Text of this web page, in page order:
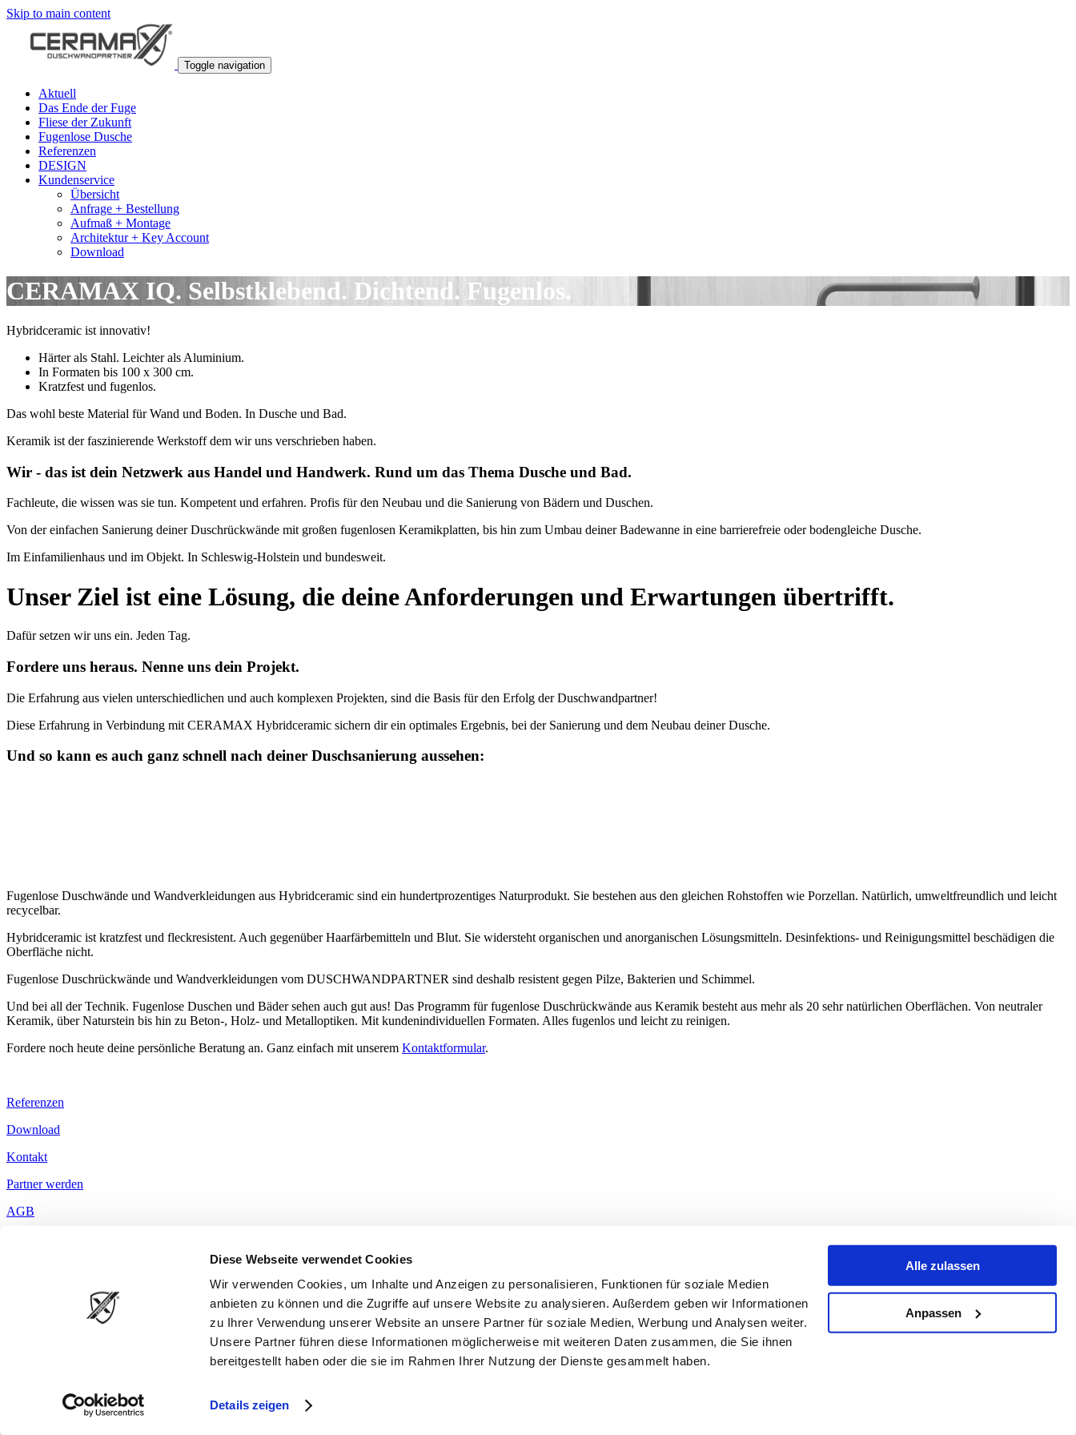
Diese Webseite verwendet Cookies
Wir verwenden Cookies, um Inhalte und Anzeigen zu personalisieren, Funktionen für soziale Medien
anbieten zu können und die Zugriffe auf unsere Website zu analysieren. Außerdem geben wir Informationen
zu Ihrer Verwendung unserer Website an unsere Partner für soziale Medien, Werbung und Analysen weiter.
Unsere Partner führen diese Informationen möglicherweise mit weiteren Daten zusammen, die Sie ihnen
bereitgestellt haben oder die sie im Rahmen Ihrer Nutzung der Dienste gesammelt haben.
Details zeigen
Alle zulassen
Anpassen
Skip to main content
Toggle navigation
Aktuell
Das Ende der Fuge
Fliese der Zukunft
Fugenlose Dusche
Referenzen
DESIGN
Kundenservice
Übersicht
Anfrage + Bestellung
Aufmaß + Montage
Architektur + Key Account
Download
CERAMAX IQ. Selbstklebend. Dichtend. Fugenlos.
Hybridceramic ist innovativ!
Härter als Stahl. Leichter als Aluminium.
In Formaten bis 100 x 300 cm.
Kratzfest und fugenlos.
Das wohl beste Material für Wand und Boden. In Dusche und Bad.
Keramik ist der faszinierende Werkstoff dem wir uns verschrieben haben.
Wir - das ist dein Netzwerk aus Handel und Handwerk. Rund um das Thema Dusche und Bad.
Fachleute, die wissen was sie tun. Kompetent und erfahren. Profis für den Neubau und die Sanierung von Bädern und Duschen.
Von der einfachen Sanierung deiner Duschrückwände mit großen fugenlosen Keramikplatten, bis hin zum Umbau deiner Badewanne in eine barrierefreie oder bodengleiche Dusche.
Im Einfamilienhaus und im Objekt. In Schleswig-Holstein und bundesweit.
Unser Ziel ist eine Lösung, die deine Anforderungen und Erwartungen übertrifft.
Dafür setzen wir uns ein. Jeden Tag.
Fordere uns heraus. Nenne uns dein Projekt.
Die Erfahrung aus vielen unterschiedlichen und auch komplexen Projekten, sind die Basis für den Erfolg der Duschwandpartner!
Diese Erfahrung in Verbindung mit CERAMAX Hybridceramic sichern dir ein optimales Ergebnis, bei der Sanierung und dem Neubau deiner Dusche.
Und so kann es auch ganz schnell nach deiner Duschsanierung aussehen:
Fugenlose Duschwände und Wandverkleidungen aus Hybridceramic sind ein hundertprozentiges Naturprodukt. Sie bestehen aus den gleichen Rohstoffen wie Porzellan. Natürlich, umweltfreundlich und leicht
recycelbar.
Hybridceramic ist kratzfest und fleckresistent. Auch gegenüber Haarfärbemitteln und Blut. Sie widersteht organischen und anorganischen Lösungsmitteln. Desinfektions- und Reinigungsmittel beschädigen die
Oberfläche nicht.
Fugenlose Duschrückwände und Wandverkleidungen vom DUSCHWANDPARTNER sind deshalb resistent gegen Pilze, Bakterien und Schimmel.
Und bei all der Technik. Fugenlose Duschen und Bäder sehen auch gut aus! Das Programm für fugenlose Duschrückwände aus Keramik besteht aus mehr als 20 sehr natürlichen Oberflächen. Von neutraler
Keramik, über Naturstein bis hin zu Beton-, Holz- und Metalloptiken. Mit kundenindividuellen Formaten. Alles fugenlos und leicht zu reinigen.
Fordere noch heute deine persönliche Beratung an. Ganz einfach mit unserem Kontaktformular.
Referenzen
Download
Kontakt
Partner werden
AGB
,Niedersachsen,Bremen,Hamburg,Mecklenburg-Vorpommern Thüringen,Sachsen
Bayern.
Die DUSCHWANDPARTNER sind die erste Wahl, für die Sanierung deiner Dusche. Mit Glasduschen und fugenlosen Duschrückwänden nach Maß.
Oftmals in nur einem Tag. Ohne Dreck und Staub.
Duschrückwände aus Hybridceramic bestehen zu 100 % aus natürlichen Rohstoffen. Kratzfest, dauerhaft und fugenlos.
© duschwandpartner.de